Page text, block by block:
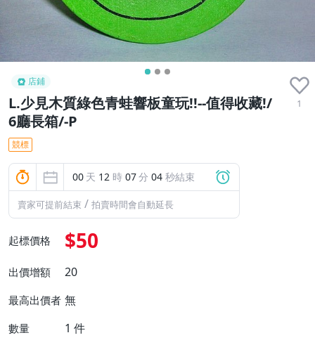
店鋪
L.少見木質綠色青蛙響板童玩!!--值得收藏!/
6廳長箱/-P
1
競標
00 天 12 時 07分 04 秒結束
賣家可提前結束 / 拍賣時間會自動延長
起標價格 $50
出價增額 20
最高出價者 無
數量 1 件